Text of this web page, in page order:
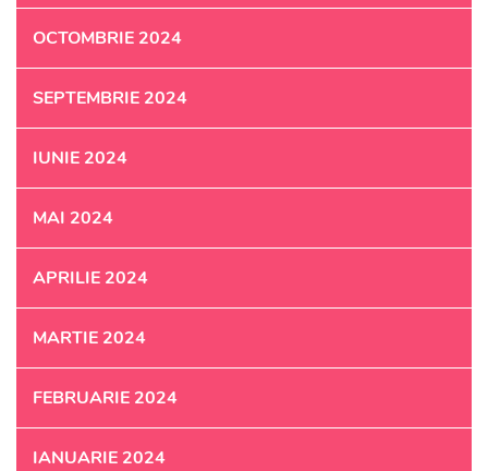
OCTOMBRIE 2024
SEPTEMBRIE 2024
IUNIE 2024
MAI 2024
APRILIE 2024
MARTIE 2024
FEBRUARIE 2024
IANUARIE 2024